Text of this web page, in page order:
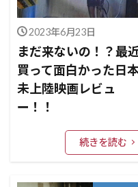
2023年6月23日
まだ来ないの！？最
買って面白かった日
未上陸映画レビュ
ー！！
続きを読む